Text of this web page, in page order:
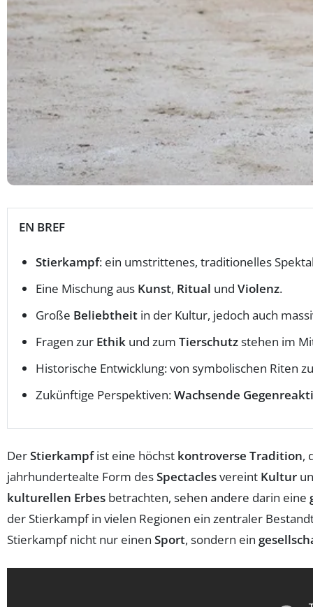
EN BREF
Stierkampf: ein umstrittenes, traditionelles
Eine Mischung aus Kunst, Ritual und Violenz.
Große Beliebtheit in der Kultur, jedoch auch
Fragen zur Ethik und zum Tierschutzstehen im
Historische Entwicklung: von symbolischen Riten
Zukünftige Perspektiven:Wachsende
DerStierkampfist eine höchst kontroverse Tradition,
jahrhundertealte Form desSpectaclesvereint Kultur
kulturellen Erbes betrachten, sehen andere darin eine
der Stierkampf in vielen Regionen ein zentraler
Stierkampf nicht nur einen Sport, sondern ein